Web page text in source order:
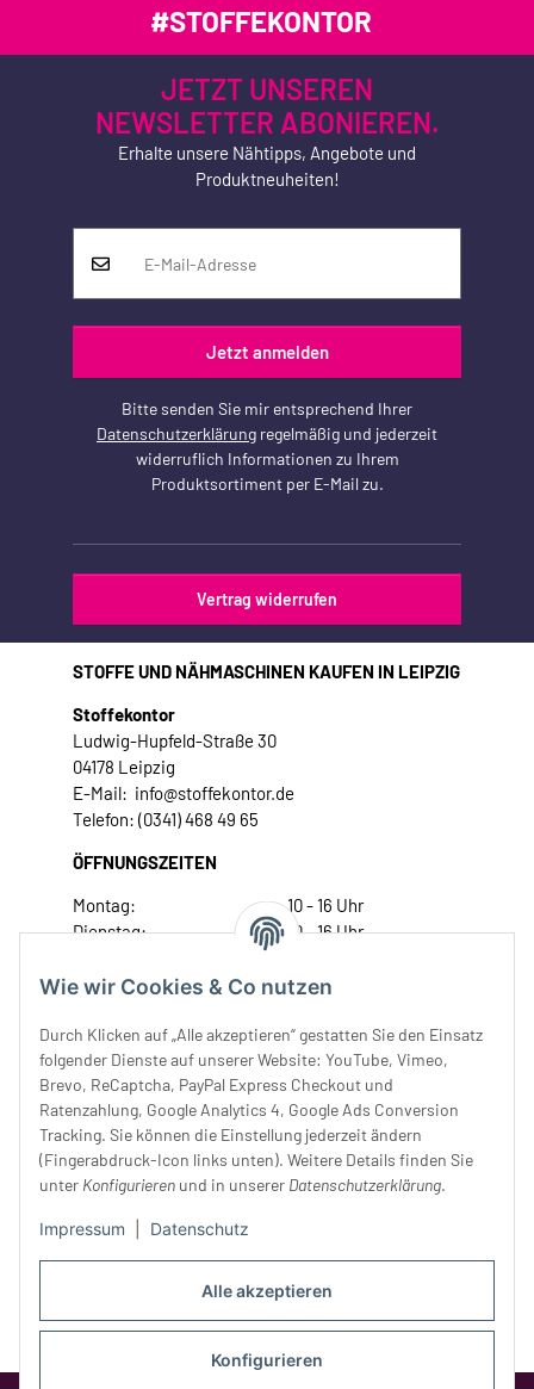
Alle akzeptieren
Konfigurieren
Wie wir Cookies & Co nutzen
Durch Klicken auf „Alle akzeptieren“ gestatten Sie den Einsatz
folgender Dienste auf unserer Website: YouTube, Vimeo,
Brevo, ReCaptcha, PayPal Express Checkout und
Ratenzahlung, Google Analytics 4, Google Ads Conversion
Tracking. Sie können die Einstellung jederzeit ändern
(Fingerabdruck-Icon links unten). Weitere Details finden Sie
unter Konfigurieren und in unserer Datenschutzerklärung.
Impressum Datenschutz
#STOFFEKONTOR
JETZT UNSEREN
NEWSLETTER ABONIEREN.
Erhalte unsere Nähtipps, Angebote und
Produktneuheiten!
Jetzt anmelden
Bitte senden Sie mir entsprechend Ihrer
Datenschutzerklärung regelmäßig und jederzeit
widerruflich Informationen zu Ihrem
Produktsortiment per E-Mail zu.
Vertrag widerrufen
STOFFE UND NÄHMASCHINEN KAUFEN IN LEIPZIG
Stoffekontor
Ludwig-Hupfeld-Straße 30
04178 Leipzig
E-Mail: info@stoffekontor.de
Telefon: (0341) 468 49 65
ÖFFNUNGSZEITEN
Montag:
10 - 16 Uhr
Dienstag:
10 - 16 Uhr
Donnerstag:
10 - 18 Uhr
Samstag:
10 - 14 Uhr
Unser Service
Rechtliches